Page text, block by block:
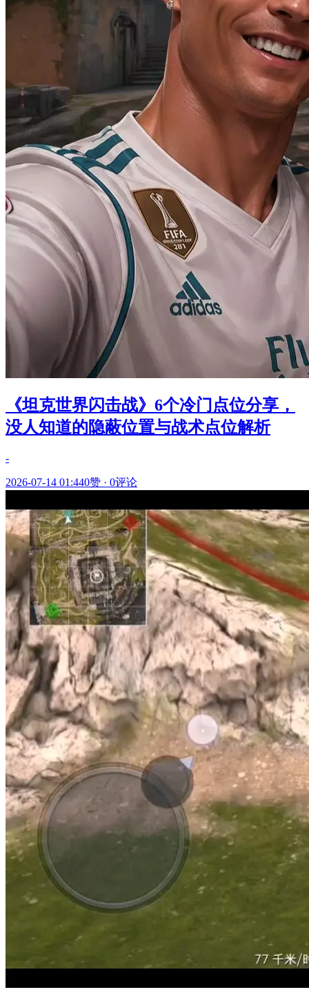
《坦克世界闪击战》6个冷门点位分享，
没人知道的隐蔽位置与战术点位解析
-
2026-07-14 01:440赞 · 0评论